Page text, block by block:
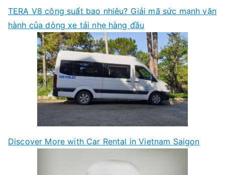
TERA V8 công suất bao nhiêu? Giải mã sức mạnh vận
hành của dòng xe tải nhẹ hàng đầu
Discover More with Car Rental in Vietnam Saigon